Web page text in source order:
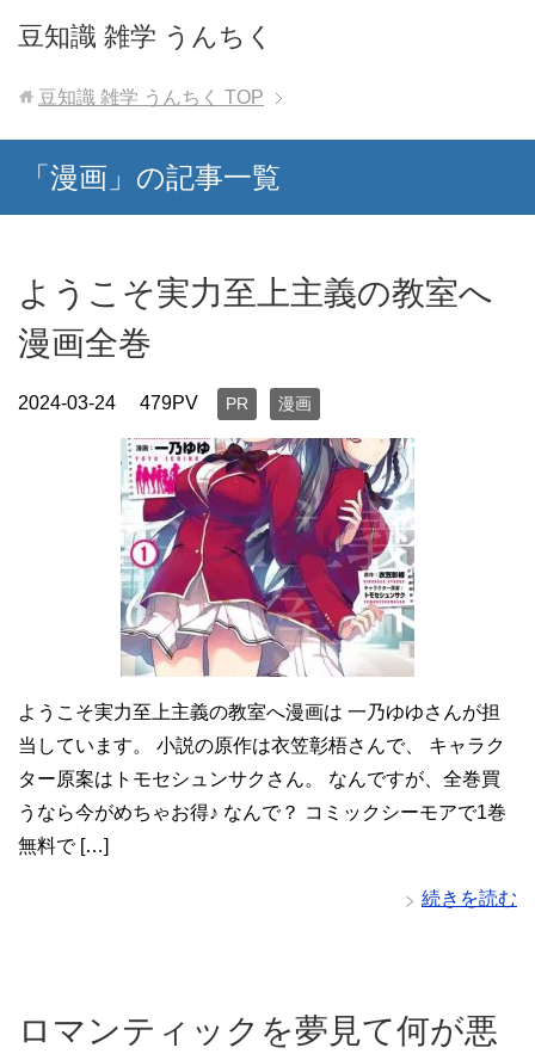
豆知識 雑学 うんちく
豆知識 雑学 うんちく TOP
「漫画」の記事一覧
ようこそ実力至上主義の教室へ
漫画全巻
2024-03-24 479PV PR 漫画
ようこそ実力至上主義の教室へ漫画は 一乃ゆゆさんが担
当しています。 小説の原作は衣笠彰梧さんで、 キャラク
ター原案はトモセシュンサクさん。 なんですが、全巻買
うなら今がめちゃお得♪ なんで？ コミックシーモアで1巻
無料で […]
続きを読む
ロマンティックを夢見て何が悪